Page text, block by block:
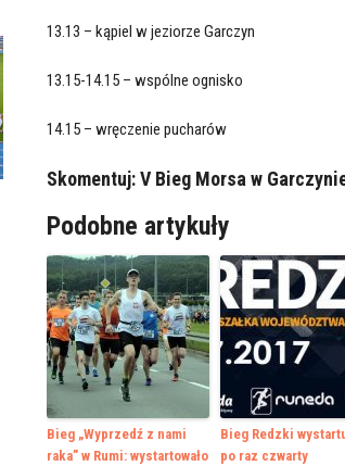
13.13 – kąpiel w jeziorze Garczyn
13.15-14.15 – wspólne ognisko
14.15 – wręczenie pucharów
Skomentuj:V Bieg Morsa w
Podobne artykuły
Bieg „Wyprzedź z nami
raka” w Rumi: wystartowało
Bieg Redzki
po raz czwarty